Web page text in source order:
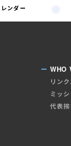
ンダー
WHO
リン
ミッ
代表